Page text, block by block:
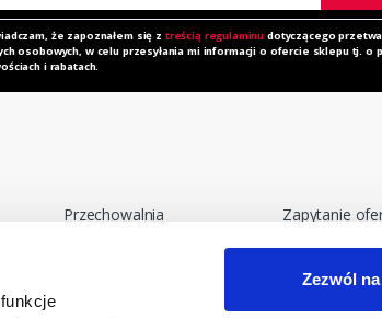
Zezwól
że zapoznałem się z treścią regulaminu dotyczącego
osobowych, w celu przesyłania mi informacji o ofercie sklepu tj. o
i rabatach.
Przechowalnia
Zapytanie
Do pobrania
Polityka